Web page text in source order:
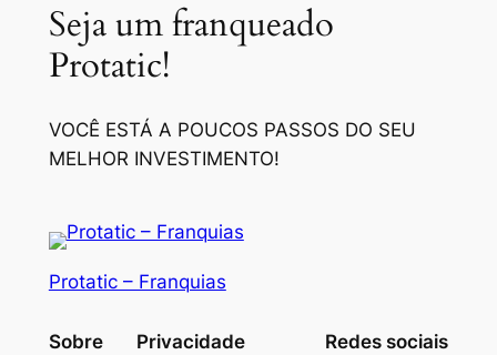
Seja um franqueado
Protatic!
VOCÊ ESTÁ A POUCOS PASSOS DO SEU
MELHOR INVESTIMENTO!
Protatic – Franquias
Sobre Privacidade Redes sociais